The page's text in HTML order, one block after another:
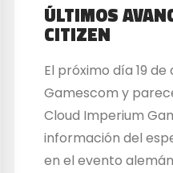
ÚLTIMOS
CITIZEN
El próximo día 19
Gamescom y
Cloud Imperium
información del
en el evento